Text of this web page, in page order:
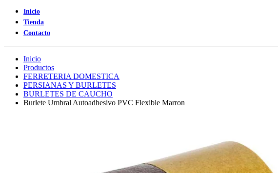
Inicio
Tienda
Contacto
Inicio
Productos
FERRETERIA DOMESTICA
PERSIANAS Y BURLETES
BURLETES DE CAUCHO
Burlete Umbral Autoadhesivo PVC Flexible Marron